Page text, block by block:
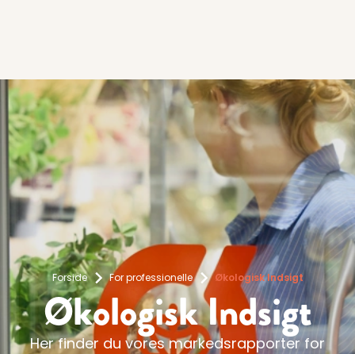
Forside For professionelle Økologisk Indsigt
Økologisk Indsigt
Her finder du vores markedsrapporter for